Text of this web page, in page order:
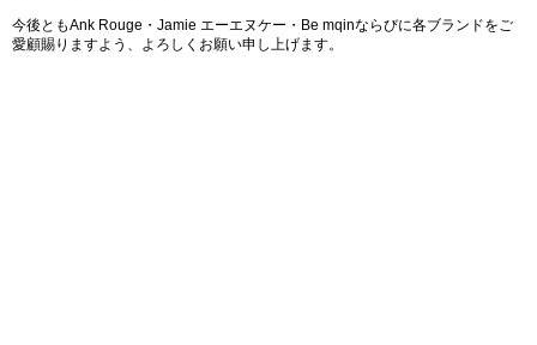
今後ともAnk Rouge・Jamie エーエヌケー・Be mqinならびに各ブランドをご
愛顧賜りますよう、よろしくお願い申し上げます。